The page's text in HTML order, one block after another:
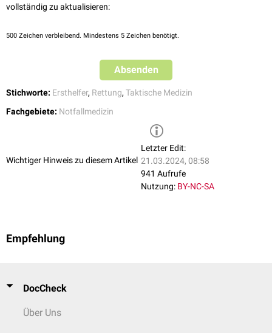
vollständig zu aktualisieren:
500 Zeichen verbleibend. Mindestens 5 Zeichen benötigt.
Absenden
Stichworte: Ersthelfer, Rettung, Taktische Medizin
Fachgebiete: Notfallmedizin
Wichtiger Hinweis zu diesem Artikel
Letzter Edit:
21.03.2024, 08:58
941 Aufrufe
Nutzung: BY-NC-SA
Empfehlung
DocCheck
Über Uns